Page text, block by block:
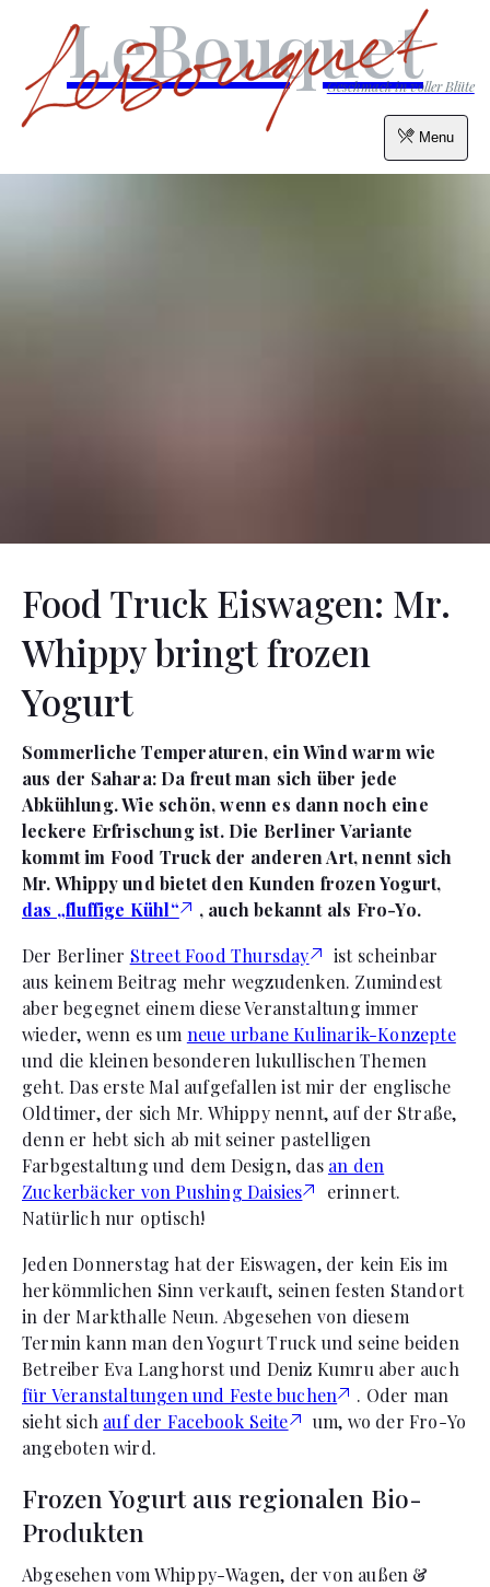
Menu
LeBouquet
Geschmack in voller Blüte
Food Truck Eiswagen: Mr.
Whippy bringt frozen
Yogurt
Sommerliche Temperaturen, ein Wind warm wie
aus der Sahara: Da freut man sich über jede
Abkühlung. Wie schön, wenn es dann noch eine
leckere Erfrischung ist. Die Berliner Variante
kommt im Food Truck der anderen Art, nennt sich
Mr. Whippy und bietet den Kunden frozen Yogurt,
das „fluffige Kühl“
, auch bekannt als Fro-Yo.
Der Berliner Street Food Thursday
ist scheinbar
aus keinem Beitrag mehr wegzudenken. Zumindest
aber begegnet einem diese Veranstaltung immer
wieder, wenn es um neue urbane Kulinarik-Konzepte
und die kleinen besonderen lukullischen Themen
geht. Das erste Mal aufgefallen ist mir der englische
Oldtimer, der sich Mr. Whippy nennt, auf der Straße,
denn er hebt sich ab mit seiner pastelligen
Farbgestaltung und dem Design, das an den
Zuckerbäcker von Pushing Daisies
erinnert.
Natürlich nur optisch!
Jeden Donnerstag hat der Eiswagen, der kein Eis im
herkömmlichen Sinn verkauft, seinen festen Standort
in der Markthalle Neun. Abgesehen von diesem
Termin kann man den Yogurt Truck und seine beiden
Betreiber Eva Langhorst und Deniz Kumru aber auch
für Veranstaltungen und Feste buchen
. Oder man
sieht sich auf der Facebook Seite
um, wo der Fro-Yo
angeboten wird.
Frozen Yogurt aus regionalen Bio-
Produkten
Abgesehen vom Whippy-Wagen, der von außen &